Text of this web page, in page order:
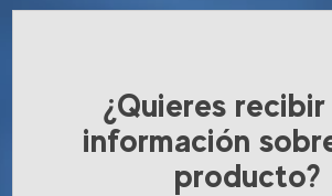
¿Quieres recibir
información
producto?